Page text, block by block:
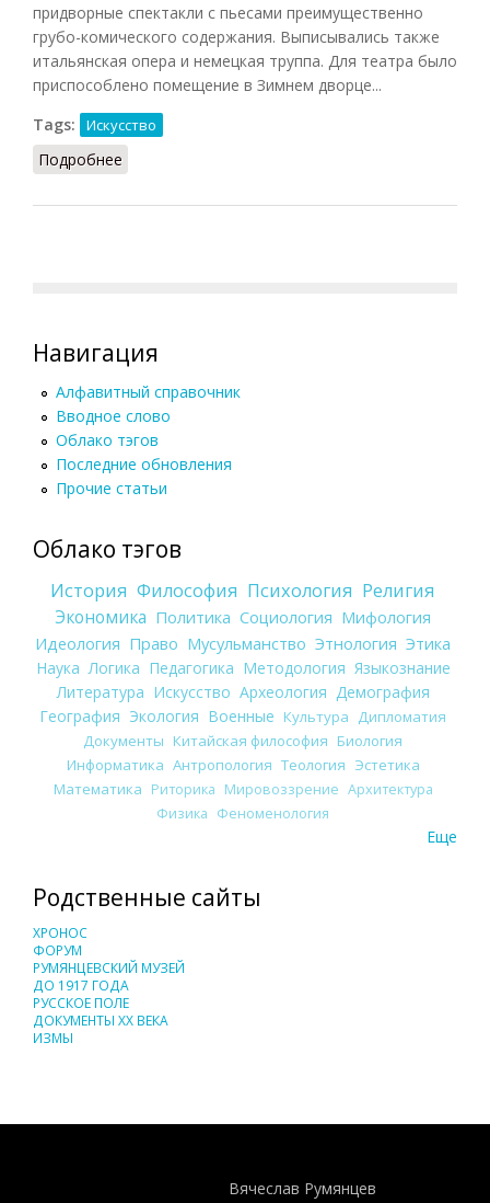
придворные спектакли с пьесами преимущественно
грубо-комического содержания. Выписывались также
итальянская опера и немецкая труппа. Для театра было
приспособлено помещение в Зимнем дворце...
Tags:
Искусство
Подробнее
Навигация
Алфавитный справочник
Вводное слово
Облако тэгов
Последние обновления
Прочие статьи
Облако тэгов
История Философия Психология Религия
Экономика Политика Социология Мифология
Идеология Право Мусульманство Этнология Этика
Наука Логика Педагогика Методология Языкознание
Литература Искусство Археология Демография
География Экология Военные Культура
Дипломатия
Документы Китайская философия Биология
Информатика Антропология Теология Эстетика
Математика Риторика Мировоззрение Архитектура
Физика Феноменология
Еще
Родственные сайты
ХРОНОС
ФОРУМ
РУМЯНЦЕВСКИЙ МУЗЕЙ
ДО 1917 ГОДА
РУССКОЕ ПОЛЕ
ДОКУМЕНТЫ XX ВЕКА
ИЗМЫ
Вячеслав Румянцев